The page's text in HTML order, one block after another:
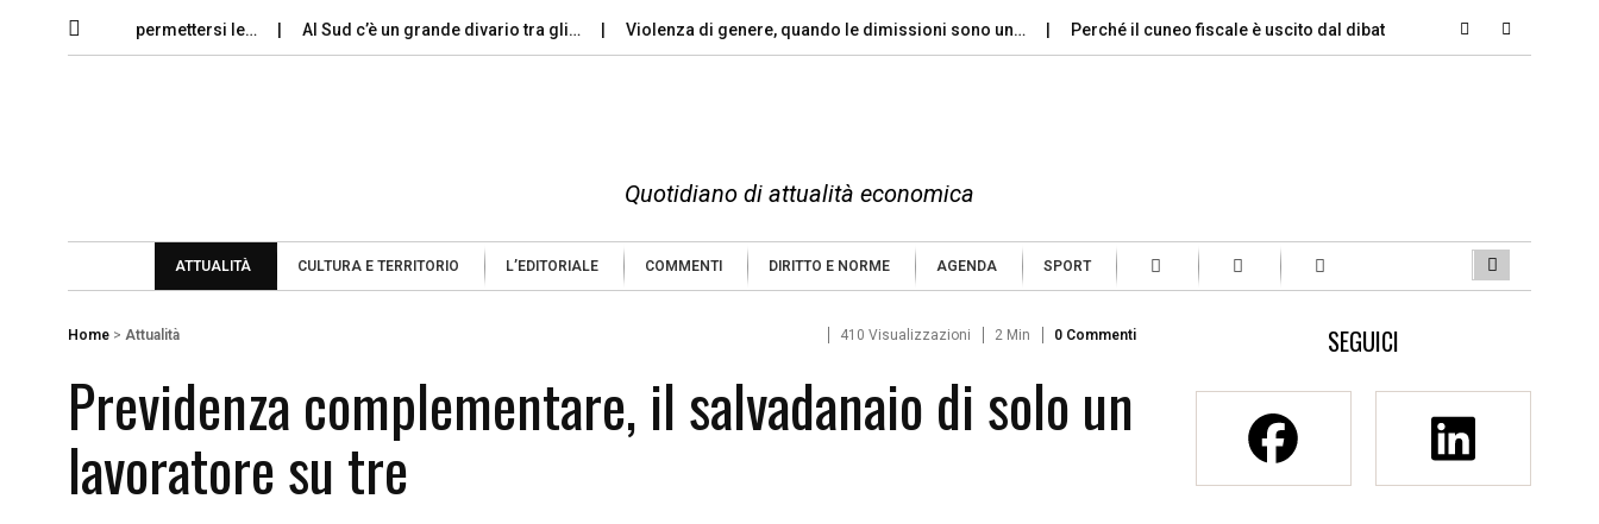
possono permettersi le… Al Sud c’è un grande divario tra gli… Violenza di genere, quando le dimissioni sono un… Perché il cuneo fiscale è uscito dal dibattito… Si parte, ecco
Quotidiano di attualità economica
ATTUALITÀ CULTURA E TERRITORIO L’EDITORIALE COMMENTI DIRITTO E NORME AGENDA SPORT
Home > Attualità 410 Visualizzazioni 2 Min 0 Commenti
Previdenza complementare, il salvadanaio di solo un
lavoratore su tre
SEGUICI